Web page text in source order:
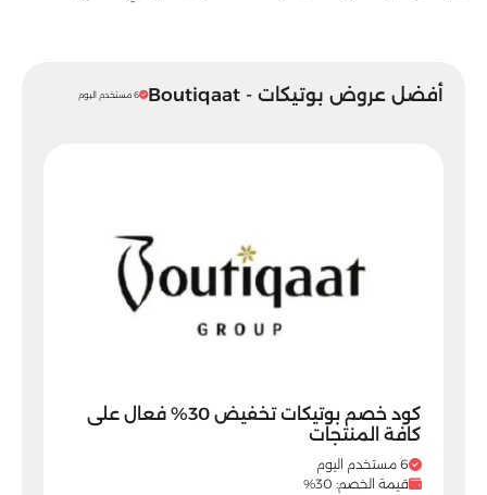
أفضل عروض بوتيكات - Boutiqaat 6 مستخدم اليوم
كود خصم بوتيكات تخفيض 30% فعال على
كافة المنتجات
6 مستخدم اليوم
قيمة الخصم: 30%